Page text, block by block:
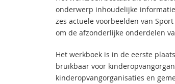
onderwerp inhoudelijke
zes actuele voorbeelden van
om de afzonderlijke onderdelen
Het werkboek is in de eerste
bruikbaar voor
kinderopvangorganisaties en